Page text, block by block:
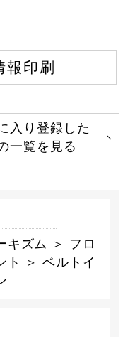
報印刷
入り登録した
一覧を見る
ズム ＞ フロ
ト ＞ ベルトイ